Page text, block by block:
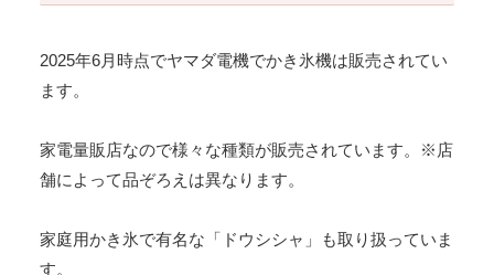
2025年6月時点でヤマダ電機でかき氷機は販売されてい
ます。
家電量販店なので様々な種類が販売されています。※店
舗によって品ぞろえは異なります。
家庭用かき氷で有名な「ドウシシャ」も取り扱っていま
す。